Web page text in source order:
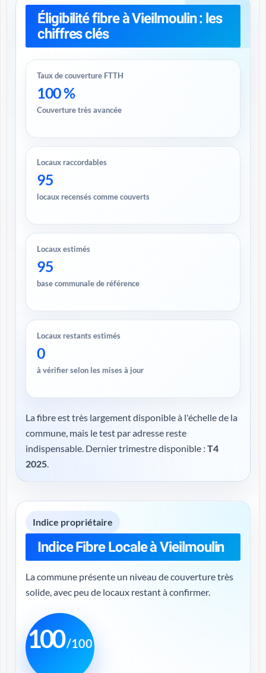
Éligibilité fibre à Vieilmoulin : les
chiffres clés
Taux de couverture FTTH
100 %
Couverture très avancée
Locaux raccordables
95
locaux recensés comme couverts
Locaux estimés
95
base communale de référence
Locaux restants estimés
0
à vérifier selon les mises à jour
La fibre est très largement disponible à l'échelle de la
commune, mais le test par adresse reste
indispensable. Dernier trimestre disponible : T4
2025.
Indice propriétaire
Indice Fibre Locale à Vieilmoulin
La commune présente un niveau de couverture très
solide, avec peu de locaux restant à confirmer.
100/100